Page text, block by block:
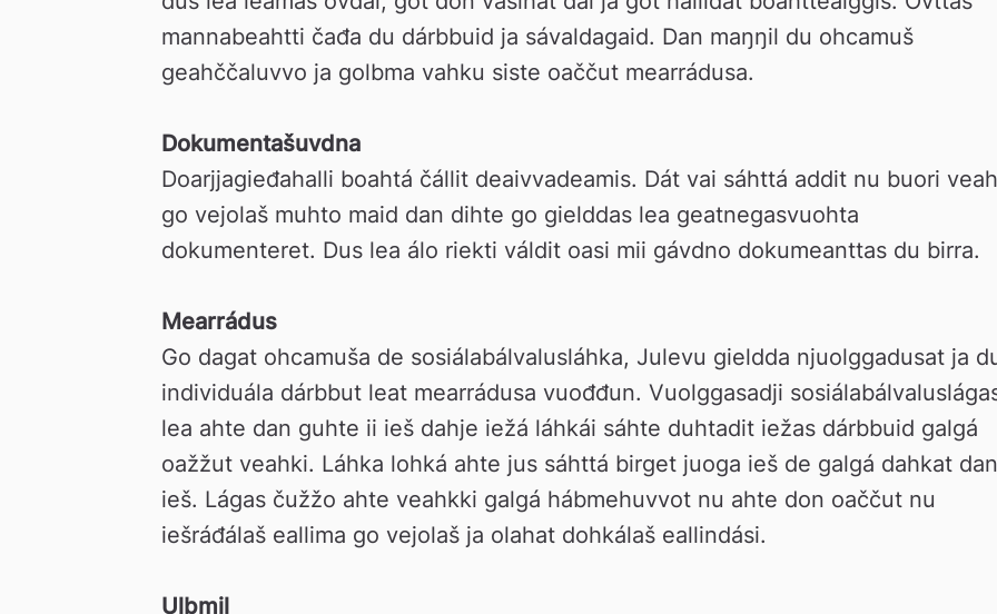
mannabeahtti čađa du dárbbuid ja sávaldagaid. Dan maŋŋil du ohcamuš
geahččaluvvo ja golbma vahku siste oaččut mearrádusa.
Dokumentašuvdna
Doarjjagieđahalli boahtá čállit deaivvadeamis. Dát vai sáhttá addit nu buori
go vejolaš muhto maid dan dihte go gielddas lea geatnegasvuohta
dokumenteret. Dus lea álo riekti váldit oasi mii gávdno dokumeanttas du birra.
Mearrádus
Go dagat ohcamuša de sosiálabálvalusláhka, Julevu gieldda njuolggadusat ja
individuála dárbbut leat mearrádusa vuođđun. Vuolggasadji
lea ahte dan guhte ii ieš dahje iežá láhkái sáhte duhtadit iežas dárbbuid galgá
oažžut veahki. Láhka lohká ahte jus sáhttá birget juoga ieš de galgá dahkat dan
ieš. Lágas čužžo ahte veahkki galgá hábmehuvvot nu ahte don oaččut nu
iešráđálaš eallima go vejolaš ja olahat dohkálaš eallindási.
Ulbmil